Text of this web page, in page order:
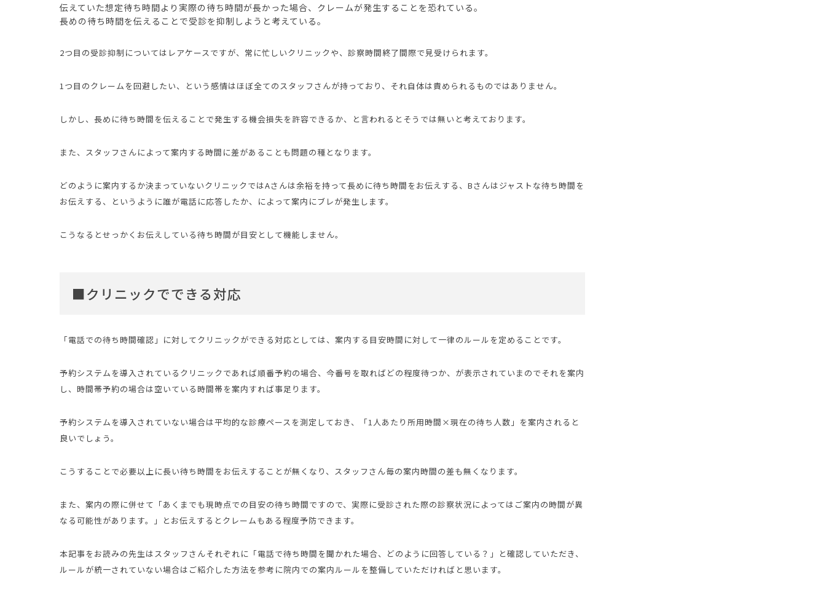
伝えていた想定待ち時間より実際の待ち時間が長かった場合、クレームが発生することを恐れている。
長めの待ち時間を伝えることで受診を抑制しようと考えている。
2つ目の受診抑制についてはレアケースですが、常に忙しいクリニックや、診察時間終了間際で見受けられます。
1つ目のクレームを回避したい、という感情はほぼ全てのスタッフさんが持っており、それ自体は責められるものではありません。
しかし、長めに待ち時間を伝えることで発生する機会損失を許容できるか、と言われるとそうでは無いと考えております。
また、スタッフさんによって案内する時間に差があることも問題の種となります。
どのように案内するか決まっていないクリニックではAさんは余裕を持って長めに待ち時間をお伝えする、Bさんはジャストな待ち時間を
お伝えする、というように誰が電話に応答したか、によって案内にブレが発生します。
こうなるとせっかくお伝えしている待ち時間が目安として機能しません。
■クリニックでできる対応
「電話での待ち時間確認」に対してクリニックができる対応としては、案内する目安時間に対して一律のルールを定めることです。
予約システムを導入されているクリニックであれば順番予約の場合、今番号を取ればどの程度待つか、が表示されていまのでそれを案内
し、時間帯予約の場合は空いている時間帯を案内すれば事足ります。
予約システムを導入されていない場合は平均的な診療ペースを測定しておき、「1人あたり所用時間×現在の待ち人数」を案内されると
良いでしょう。
こうすることで必要以上に長い待ち時間をお伝えすることが無くなり、スタッフさん毎の案内時間の差も無くなります。
また、案内の際に併せて「あくまでも現時点での目安の待ち時間ですので、実際に受診された際の診察状況によってはご案内の時間が異
なる可能性があります。」とお伝えするとクレームもある程度予防できます。
本記事をお読みの先生はスタッフさんそれぞれに「電話で待ち時間を聞かれた場合、どのように回答している？」と確認していただき、
ルールが統一されていない場合はご紹介した方法を参考に院内での案内ルールを整備していただければと思います。